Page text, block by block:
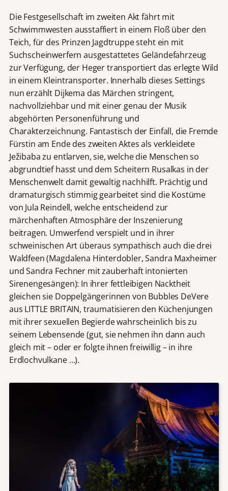
Die Festgesellschaft im zweiten Akt fährt mit
Schwimmwesten ausstaffiert in einem Floß über den
Teich, für des Prinzen Jagdtruppe steht ein mit
Suchscheinwerfern ausgestattetes Geländefahrzeug
zur Verfügung, der Heger transportiert das erlegte Wild
in einem Kleintransporter. Innerhalb dieses Settings
nun erzählt Dijkema das Märchen stringent,
nachvollziehbar und mit einer genau der Musik
abgehörten Personenführung und
Charakterzeichnung. Fantastisch der Einfall, die Fremde
Fürstin am Ende des zweiten Aktes als verkleidete
Ježibaba zu entlarven, sie, welche die Menschen so
abgrundtief hasst und dem Scheitern Rusalkas in der
Menschenwelt damit gewaltig nachhilft. Prächtig und
dramaturgisch stimmig gearbeitet sind die Kostüme
von Jula Reindell, welche entscheidend zur
märchenhaften Atmosphäre der Inszenierung
beitragen. Umwerfend verspielt und in ihrer
schweinischen Art überaus sympathisch auch die drei
Waldfeen (Magdalena Hinterdobler, Sandra Maxheimer
und Sandra Fechner mit zauberhaft intonierten
Sirenengesängen): In ihrer fettleibigen Nacktheit
gleichen sie Doppelgängerinnen von Bubbles DeVere
aus LITTLE BRITAIN, traumatisieren den Küchenjungen
mit ihrer sexuellen Begierde wahrscheinlich bis zu
seinem Lebensende (gut, sie nehmen ihn dann auch
gleich mit – oder er folgte ihnen freiwillig – in ihre
Erdlochvulkane …).